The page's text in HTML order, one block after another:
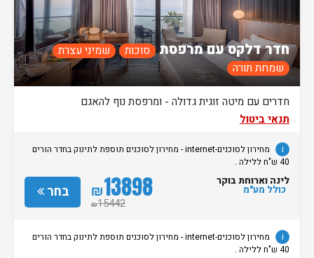
חדר דלקס עם מרפסת סוכות
שמיני עצרת
שמחת תורה
חדרים עם מיטה זוגית גדולה - ומרפסת נוף להאגם
תנאי ביטול
i
מחירון לסוכנים-internet - מחירון לסוכנים תוספת לתינוק בחדר הורים
40 ש"ח ללילה .
בחר ₪13898
₪15442
לינה וארוחת בוקר
כולל מע"מ
i
מחירון לסוכנים-internet - מחירון לסוכנים תוספת לתינוק בחדר הורים
40 ש"ח ללילה .